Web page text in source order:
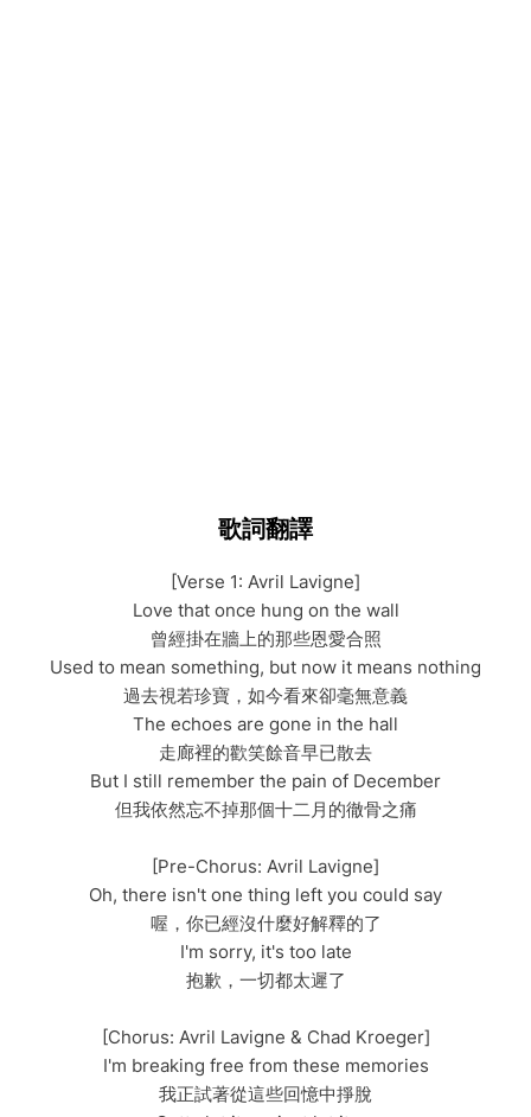
歌詞翻譯
[Verse 1: Avril Lavigne]
Love that once hung on the wall
曾經掛在牆上的那些恩愛合照
Used to mean something, but now it means nothing
過去視若珍寶，如今看來卻毫無意義
The echoes are gone in the hall
走廊裡的歡笑餘音早已散去
But I still remember the pain of December
但我依然忘不掉那個十二月的徹骨之痛
[Pre-Chorus: Avril Lavigne]
Oh, there isn't one thing left you could say
喔，你已經沒什麼好解釋的了
I'm sorry, it's too late
抱歉，一切都太遲了
[Chorus: Avril Lavigne & Chad Kroeger]
I'm breaking free from these memories
我正試著從這些回憶中掙脫